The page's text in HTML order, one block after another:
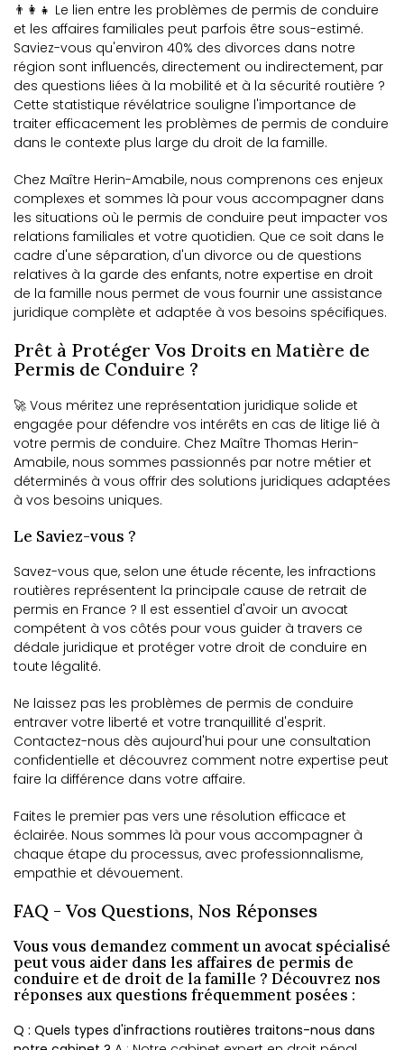
👨‍👩‍👧 Le lien entre les problèmes de permis de conduire
et les affaires familiales peut parfois être sous-estimé.
Saviez-vous qu'environ 40% des divorces dans notre
région sont influencés, directement ou indirectement, par
des questions liées à la mobilité et à la sécurité routière ?
Cette statistique révélatrice souligne l'importance de
traiter efficacement les problèmes de permis de conduire
dans le contexte plus large du droit de la famille.
Chez Maître Herin-Amabile, nous comprenons ces enjeux
complexes et sommes là pour vous accompagner dans
les situations où le permis de conduire peut impacter vos
relations familiales et votre quotidien. Que ce soit dans le
cadre d'une séparation, d'un divorce ou de questions
relatives à la garde des enfants, notre expertise en droit
de la famille nous permet de vous fournir une assistance
juridique complète et adaptée à vos besoins spécifiques.
Prêt à Protéger Vos Droits en Matière de
Permis de Conduire ?
🚀 Vous méritez une représentation juridique solide et
engagée pour défendre vos intérêts en cas de litige lié à
votre permis de conduire. Chez Maître Thomas Herin-
Amabile, nous sommes passionnés par notre métier et
déterminés à vous offrir des solutions juridiques adaptées
à vos besoins uniques.
Le Saviez-vous ?
Savez-vous que, selon une étude récente, les infractions
routières représentent la principale cause de retrait de
permis en France ? Il est essentiel d'avoir un avocat
compétent à vos côtés pour vous guider à travers ce
dédale juridique et protéger votre droit de conduire en
toute légalité.
Ne laissez pas les problèmes de permis de conduire
entraver votre liberté et votre tranquillité d'esprit.
Contactez-nous dès aujourd'hui pour une consultation
confidentielle et découvrez comment notre expertise peut
faire la différence dans votre affaire.
Faites le premier pas vers une résolution efficace et
éclairée. Nous sommes là pour vous accompagner à
chaque étape du processus, avec professionnalisme,
empathie et dévouement.
FAQ - Vos Questions, Nos Réponses
Vous vous demandez comment un avocat spécialisé
peut vous aider dans les affaires de permis de
conduire et de droit de la famille ? Découvrez nos
réponses aux questions fréquemment posées :
Q : Quels types d'infractions routières traitons-nous dans